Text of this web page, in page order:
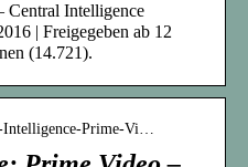
Central Intelligence
| Freigegeben ab 12
(14.721).
Intelligence-Prime-Vi…